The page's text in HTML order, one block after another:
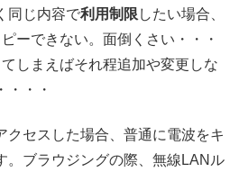
同じ内容で利用制限 したい場合、
ーできない。面倒くさい・・・
しまえばそれ程追加や変更しな
・・・
クセスした場合、普通に電波をキ
。ブラウジングの際、無線LANル